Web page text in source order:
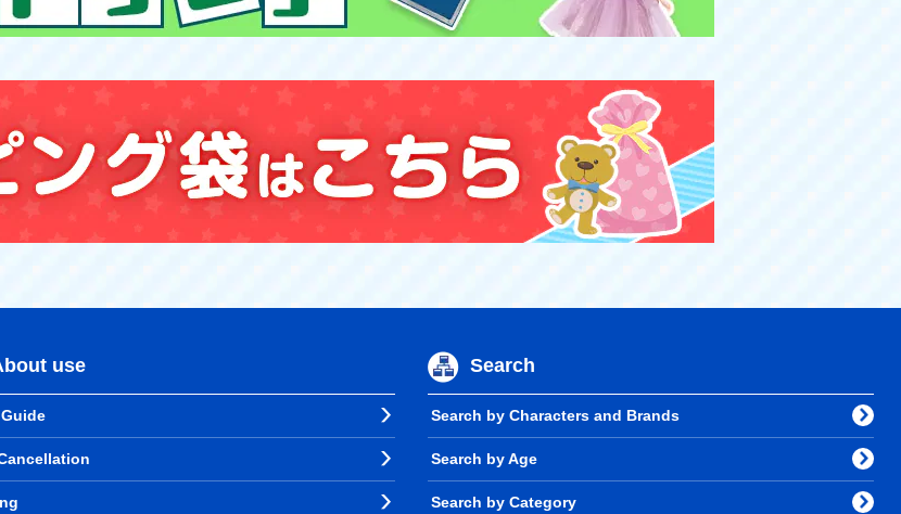
use Search
Search by Characters and Brands
Search by Age
Search by Category